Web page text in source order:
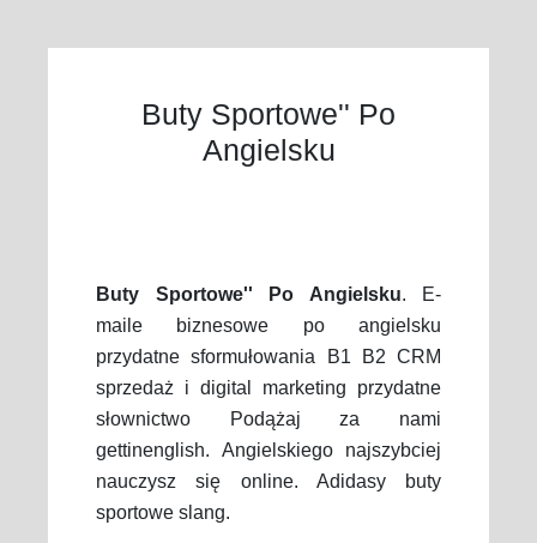
Buty Sportowe'' Po
Angielsku
Buty Sportowe'' Po Angielsku. E-
maile biznesowe po angielsku
przydatne sformułowania B1 B2 CRM
sprzedaż i digital marketing przydatne
słownictwo Podążaj za nami
gettinenglish. Angielskiego najszybciej
nauczysz się online. Adidasy buty
sportowe slang.